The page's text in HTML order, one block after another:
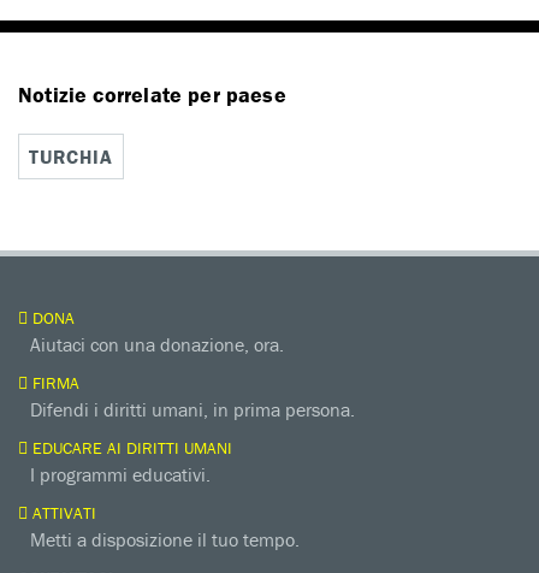
Notizie correlate per paese
TURCHIA
DONA
Aiutaci con una donazione, ora.
FIRMA
Difendi i diritti umani, in prima persona.
EDUCARE AI DIRITTI UMANI
I programmi educativi.
ATTIVATI
Metti a disposizione il tuo tempo.